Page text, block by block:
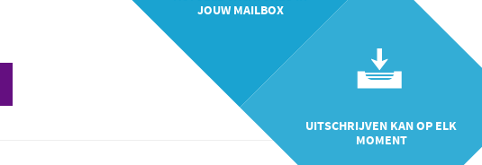
JOUW MAILBOX
UITSCHRIJVEN KAN OP ELK
MOMENT